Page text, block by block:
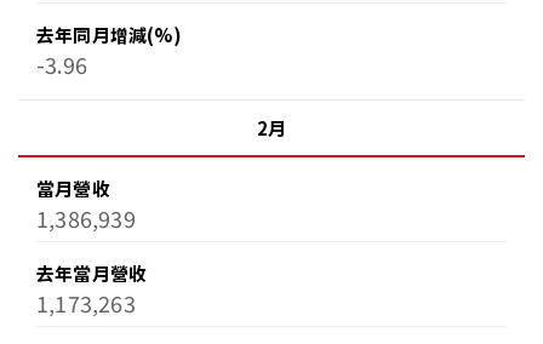
去年同月增減(%)
-3.96
2月
當月營收
1,386,939
去年當月營收
1,173,263